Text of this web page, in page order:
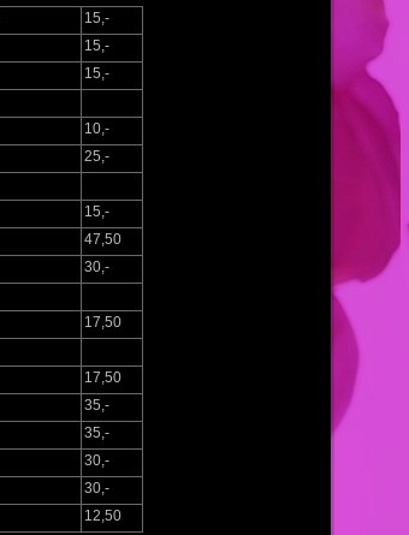
15,-
15,-
15,-
10,-
25,-
15,-
47,50
30,-
17,50
17,50
35,-
35,-
30,-
30,-
12,50